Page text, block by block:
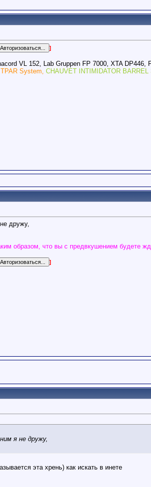
]
VL 152, Lab Gruppen FP 7000, XTA
System, CHAUVET INTIMIDATOR
дружу,
образом, что вы с предвкушением будете
]
я не дружу,
эта хрень) как искать в инете